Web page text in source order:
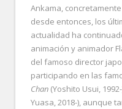
Ankama,
desde entonces, los
actualidad ha
animación y animador
del famoso director
participando en las
Chan (Yoshito Usui,
Yuasa, 2018-), aunque